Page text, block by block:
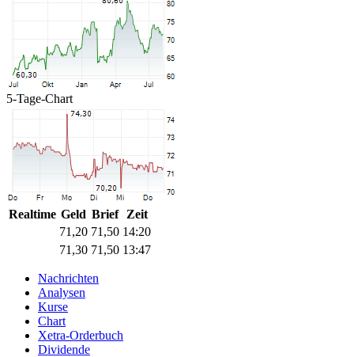
5-Tage-Chart
Realtime Geld Brief
Zeit
71,20 71,50 14:20
71,30 71,50 13:47
Nachrichten
Analysen
Kurse
Chart
Xetra-Orderbuch
Dividende